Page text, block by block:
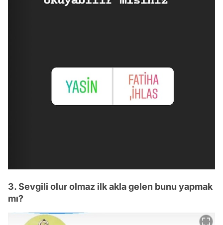
3. Sevgili olur olmaz ilk akla gelen bunu yapmak
mı?